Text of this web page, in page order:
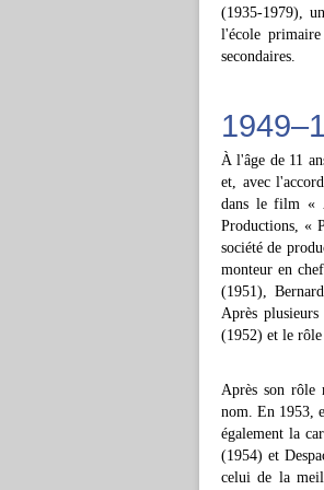
(1935-1979),
l'école
secondaires.
À l'âge de 11
et, avec
dans le film «
Productions, «
société de
monteur en
(1951),
Après
(1952) et le rôle
Après son rôle
nom. En 1953,
également la
(1954) et
celui de la